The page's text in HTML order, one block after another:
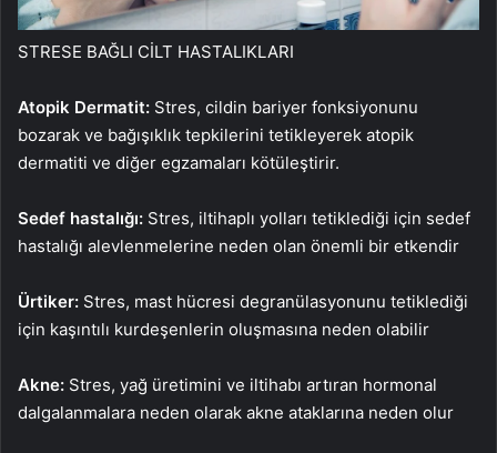
STRESE BAĞLI CİLT HASTALIKLARI
Atopik Dermatit: Stres, cildin bariyer fonksiyonunu
bozarak ve bağışıklık tepkilerini tetikleyerek atopik
dermatiti ve diğer egzamaları kötüleştirir.
Sedef hastalığı: Stres, iltihaplı yolları tetiklediği için sedef
hastalığı alevlenmelerine neden olan önemli bir etkendir
Ürtiker: Stres, mast hücresi degranülasyonunu tetiklediği
için kaşıntılı kurdeşenlerin oluşmasına neden olabilir
Akne: Stres, yağ üretimini ve iltihabı artıran hormonal
dalgalanmalara neden olarak akne ataklarına neden olur